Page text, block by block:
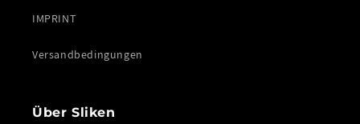
IMPRINT
Versandbedingungen
Über Sliken